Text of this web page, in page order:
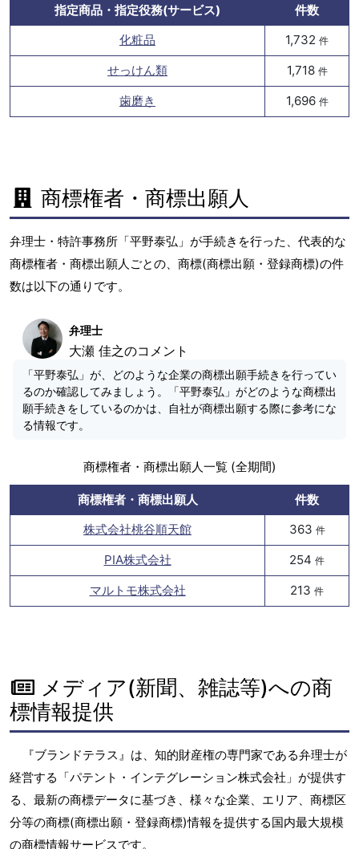
指定商品・指定役務(サービス)
件数
化粧品
1,732 件
せっけん類 1,718 件
歯磨き 1,696 件
商標権者・商標出願人
弁理士・特許事務所「平野泰弘」が手続きを行った、代表的な
商標権者・商標出願人ごとの、商標(商標出願・登録商標)の件
数は以下の通りです。
弁理士
大瀬 佳之のコメント
「平野泰弘」が、どのような企業の商標出願手続きを行ってい
るのか確認してみましょう。「平野泰弘」がどのような商標出
願手続きをしているのかは、自社が商標出願する際に参考にな
る情報です。
商標権者・商標出願人一覧 (全期間)
商標権者・商標出願人
件数
株式会社桃谷順天館
363 件
PIA株式会社 254 件
マルトモ株式会社 213 件
メディア(新聞、雑誌等)への商
標情報提供
『ブランドテラス』は、知的財産権の専門家である弁理士が
経営する「パテント・インテグレーション株式会社」が提供す
る、最新の商標データに基づき、様々な企業、エリア、商標区
分等の商標(商標出願・登録商標)情報を提供する国内最大規模
の商標情報サービスです。